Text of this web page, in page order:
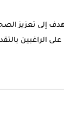
عن فتح باب التقدم لمنحة الصحافة
أقصى لكل مشروع. على